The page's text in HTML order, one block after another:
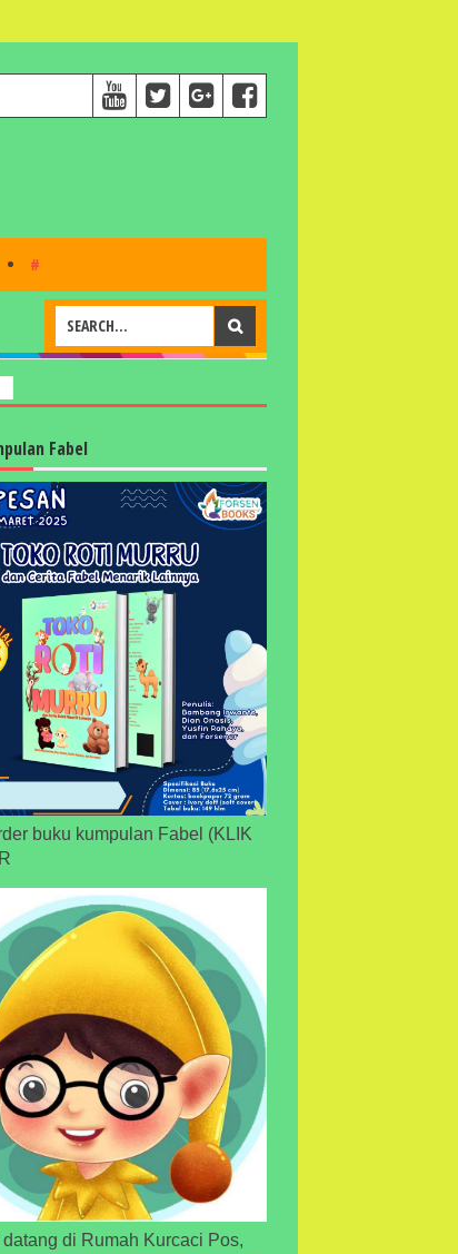
#
Fabel
buku kumpulan Fabel (KLIK
di Rumah Kurcaci Pos,